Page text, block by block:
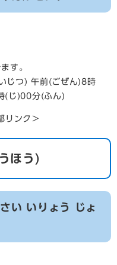
す。
じつ) 午前(ごぜん)8時
(じ)00分(ふん)
リンク＞
ほう)
い いりょう じょ